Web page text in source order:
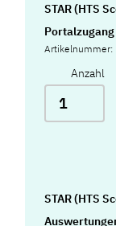
STAR (HTS
Artikelnummer:
Anzahl
STAR (HTS